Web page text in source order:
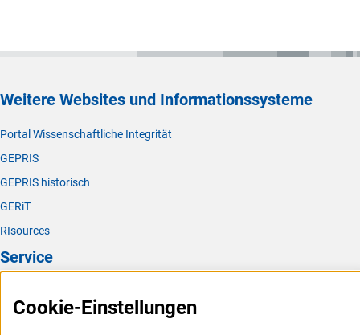
Weitere Websites und Informationssysteme
Portal Wissenschaftliche Integrität
GEPRIS
GEPRIS historisch
GERiT
RIsources
Service
FAQCookie-Einstellungen